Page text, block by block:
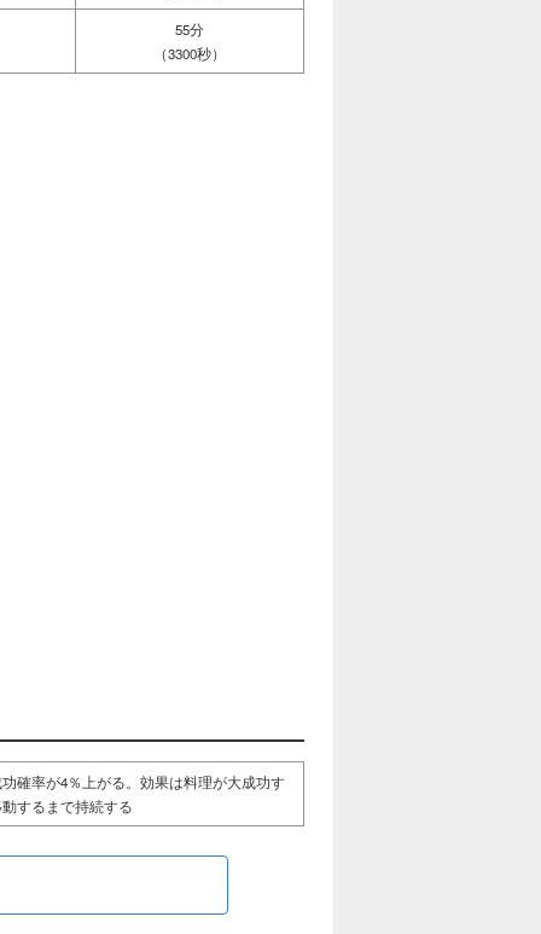
55分
（3300秒）
確率が4％上がる。効果は料理が大成功す
するまで持続する